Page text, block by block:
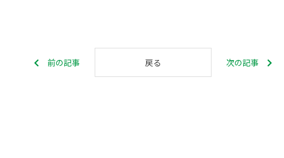
前の記事 戻る 次の記事